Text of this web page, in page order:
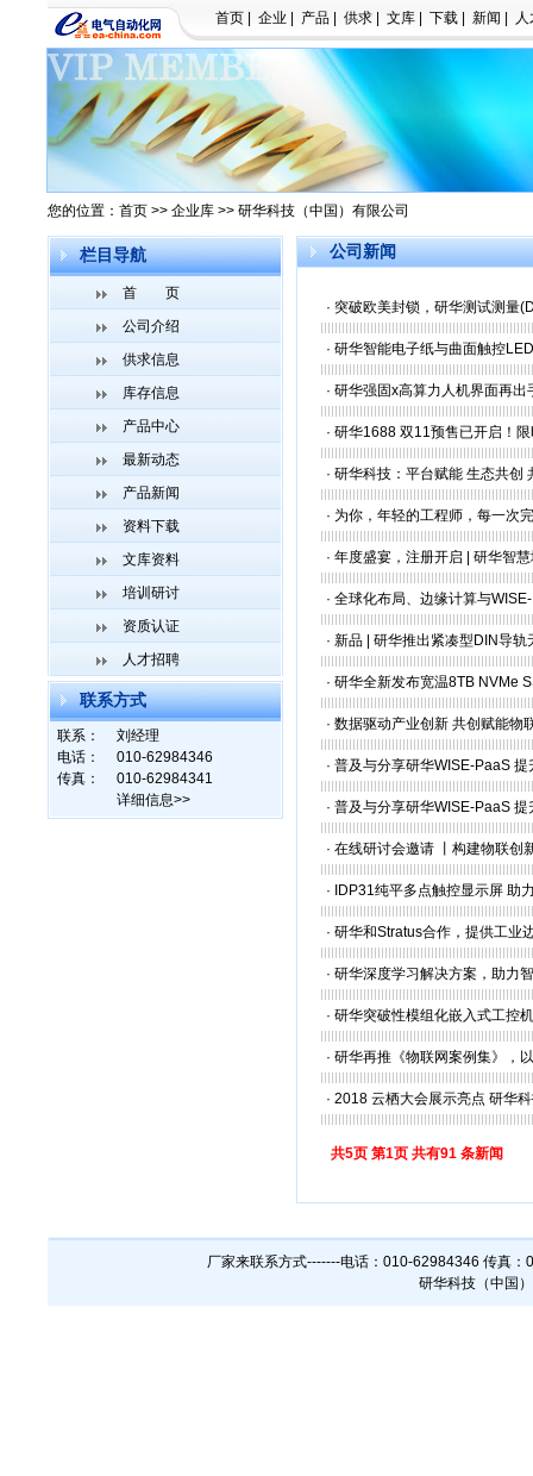
首页| 企业 产品| 供求| 文库| 下载| 新闻 人
您的位置： 首页 >> 企业库 >> 研华科技（中国）有限公司
栏目导航
首 页
公司介绍
供求信息
库存信息
产品中心
最新动态
产品新闻
资料下载
文库资料
培训研讨
资质认证
人才招聘
联系方式
联系：
刘经理
电话：
010-62984346
传真：
010-62984341
详细信息>>
公司新闻
· 突破欧美封锁，研华测试测量
· 研华智能电子纸与曲面触控
· 研华强固x高算力人机界面再
· 研华1688 双11预售已开启！
· 研华科技：平台赋能 生态共创
· 为你，年轻的工程师，每一次
· 年度盛宴，注册开启 | 研华智
· 全球化布局、边缘计算与
· 新品 | 研华推出紧凑型DIN导
· 研华全新发布宽温8TB NVMe
· 数据驱动产业创新 共创赋能物
· 普及与分享研华WISE-PaaS
· 普及与分享研华WISE-PaaS
· 在线研讨会邀请 丨构建物联创
· IDP31纯平多点触控显示屏 助
· 研华和Stratus合作，提供工业
· 研华深度学习解决方案，助力
· 研华突破性模组化嵌入式工控
· 研华再推《物联网案例集》，
· 2018 云栖大会展示亮点 研华
共5页 第1页 共有91 条新闻
厂家来联系方式-------电话：010-62984346 传真
研华科技（中国